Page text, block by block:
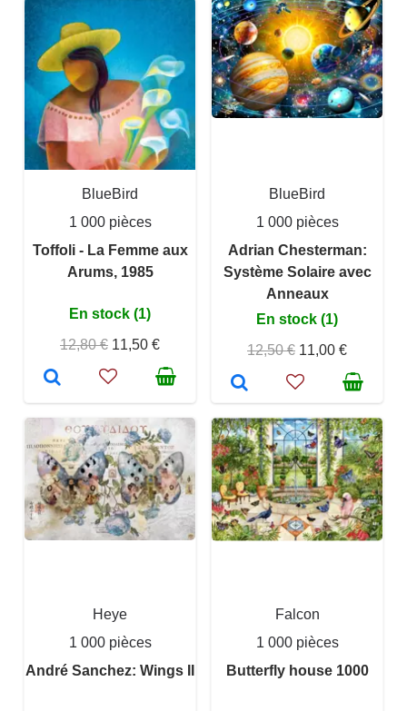
BlueBird
1 000 pièces
Toffoli - La Femme aux
Arums, 1985
En stock (1)
12,80 € 11,50 €
BlueBird
1 000 pièces
Adrian Chesterman:
Système Solaire avec
Anneaux
En stock (1)
12,50 € 11,00 €
Heye
1 000 pièces
André Sanchez: Wings II
Falcon
1 000 pièces
Butterfly house 1000